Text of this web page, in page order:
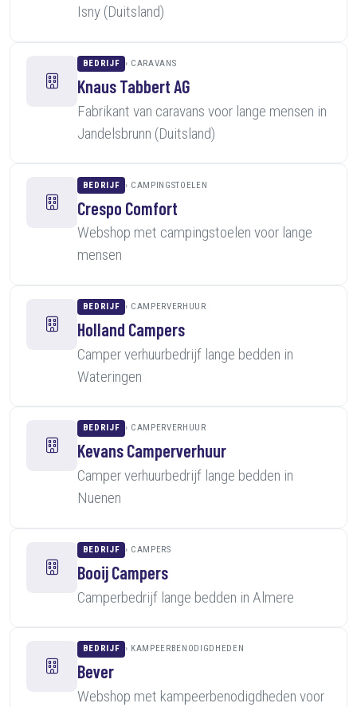
Isny (Duitsland)
BEDRIJF CARAVANS
Knaus Tabbert AG
Fabrikant van caravans voor lange mensen in
Jandelsbrunn (Duitsland)
BEDRIJF CAMPINGSTOELEN
Crespo Comfort
Webshop met campingstoelen voor lange
mensen
BEDRIJF CAMPERVERHUUR
Holland Campers
Camper verhuurbedrijf lange bedden in
Wateringen
BEDRIJF CAMPERVERHUUR
Kevans Camperverhuur
Camper verhuurbedrijf lange bedden in
Nuenen
BEDRIJF CAMPERS
Booij Campers
Camperbedrijf lange bedden in Almere
BEDRIJF KAMPEERBENODIGDHEDEN
Bever
Webshop met kampeerbenodigdheden voor